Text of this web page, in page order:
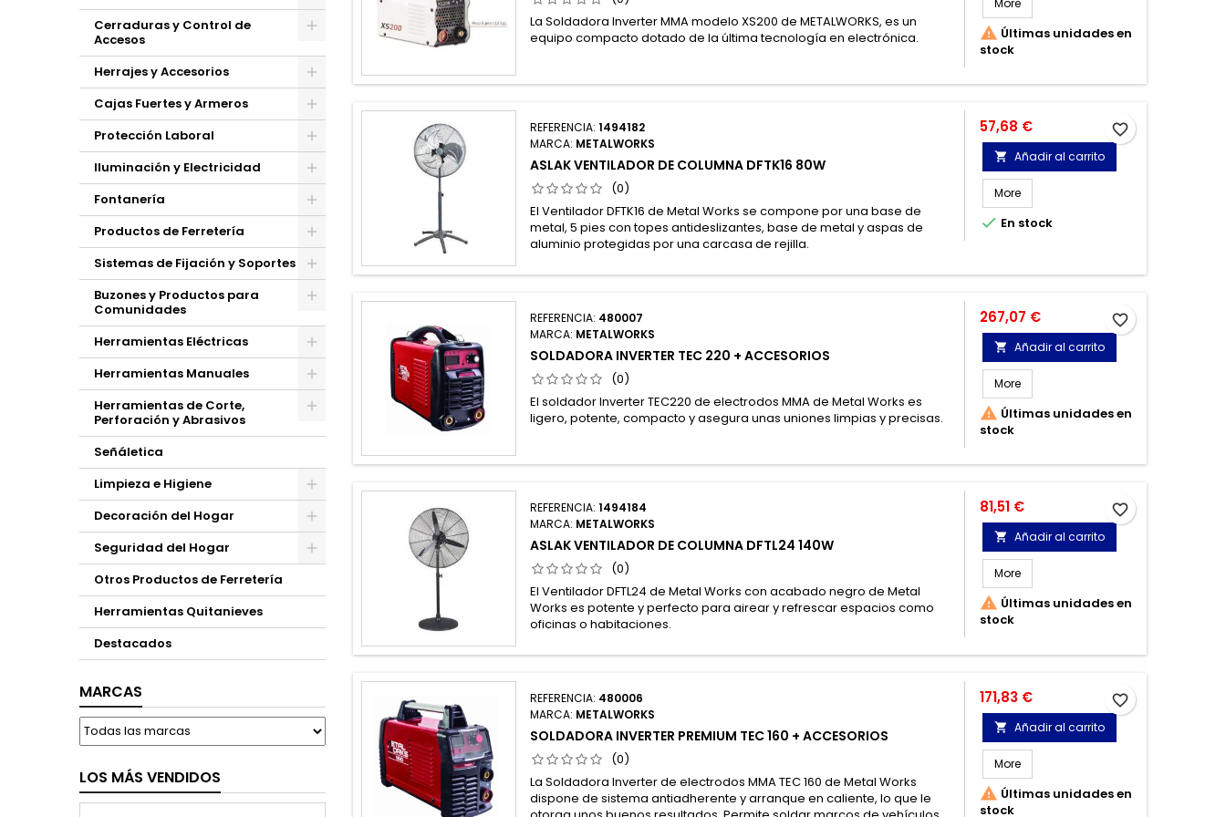
Cerraduras y Control de
Accesos
Herrajes y Accesorios
Cajas Fuertes y Armeros
Protección Laboral
Iluminación y Electricidad
Fontanería
Productos de Ferretería
Sistemas de Fijación y Soportes
Buzones y Productos para
Comunidades
Herramientas Eléctricas
Herramientas Manuales
Herramientas de Corte,
Perforación y Abrasivos
Señáletica
Limpieza e Higiene
Decoración del Hogar
Seguridad del Hogar
Otros Productos de Ferretería
Herramientas Quitanieves
Destacados
MARCAS
LOS MÁS VENDIDOS
La Soldadora Inverter MMA modelo XS200 de METALWORKS, es un
equipo compacto dotado de la última tecnología en electrónica.
More
 Últimas unidades en
stock
REFERENCIA:1494182
MARCA: METALWORKS
ASLAK VENTILADOR DE COLUMNA DFTK16 80W
(0)
El Ventilador DFTK16 de Metal Works se compone por una base de
metal, 5 pies con topes antideslizantes, base de metal y aspas de
aluminio protegidas por una carcasa de rejilla.
Precio
57,68 €
 Añadir al carrito
More
 En stock
favorite_border
REFERENCIA: 480007
MARCA: METALWORKS
SOLDADORA INVERTER TEC 220 + ACCESORIOS
(0)
El soldador Inverter TEC220 de electrodos MMA de Metal Works es
ligero, potente, compacto y asegura unas uniones limpias y precisas.
Precio
267,07 €
 Añadir al carrito
More
 Últimas unidades en
stock
favorite_border
REFERENCIA:1494184
MARCA: METALWORKS
ASLAK VENTILADOR DE COLUMNA DFTL24 140W
(0)
El Ventilador DFTL24 de Metal Works con acabado negro de Metal
Works es potente y perfecto para airear y refrescar espacios como
oficinas o habitaciones.
Precio
81,51 €
 Añadir al carrito
More
 Últimas unidades en
stock
favorite_border
REFERENCIA: 480006
MARCA: METALWORKS
SOLDADORA INVERTER PREMIUM TEC 160 + ACCESORIOS
(0)
La Soldadora Inverter de electrodos MMA TEC 160 de Metal Works
dispone de sistema antiadherente y arranque en caliente, lo que le
Precio
171,83 €
 Añadir al carrito
More
 Últimas unidades en
stock
favorite_border